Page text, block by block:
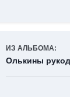
ИЗ АЛЬБОМА:
Олькины